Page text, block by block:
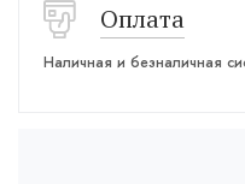
Оплата
Наличная и безналичная